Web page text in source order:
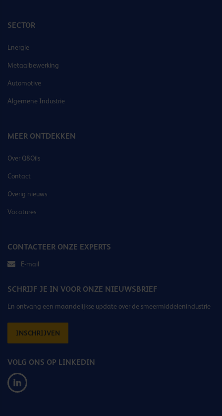
SECTOR
Energie
Metaalbewerking
Automotive
Algemene Industrie
MEER ONTDEKKEN
Over Q8Oils
Contact
Overig nieuws
Vacatures
CONTACTEER ONZE EXPERTS
E-mail
SCHRIJF JE IN VOOR ONZE NIEUWSBRIEF
En ontvang een maandelijkse update over de smeermiddelenindustrie
INSCHRIJVEN
VOLG ONS OP LINKEDIN